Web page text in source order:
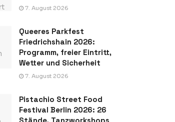
7. August 2026
Queeres Parkfest
Friedrichshain 2026:
Programm, freier Eintritt,
Wetter und Sicherheit
7. August 2026
Pistachio Street Food
Festival Berlin 2026: 26
Stände, Tanzworkshops